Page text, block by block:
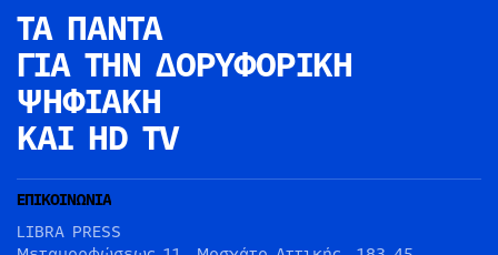
ΤΑ ΠΑΝΤΑ
ΓΙΑ ΤΗΝ ΔΟΡΥΦΟΡΙΚΗ
ΨΗΦΙΑΚΗ
ΚΑΙ HD TV
ΕΠΙΚΟΙΝΩΝΙΑ
LIBRA PRESS